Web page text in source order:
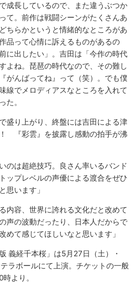
成長しているので、また違うぶつか
て。前作は戦闘シーンがたくさんあ
ちらかというと情緒的なところがあ
品って心情に訴えるものがあるの
に出したい」。吉田は「今作の時代
よね。琵琶の時代なので、その難し
がんばってね』って（笑）。でも僕
線でメロディアスなところを入れて
た。
盛り上がり、終盤には吉田による津
『彩雲』を披露し感動の拍手が沸
のは超絶技巧。良さん率いるバンド
ップレベルの声優による渡合をぜひ
思います」
内容、世界に誇れる文化だと改めて
声の波動だったり、日本人だからで
めて感じてほしいなと思います」
義経千本桜」は5月27日（土）・
ラボールにて上演。チケットの一般
より。